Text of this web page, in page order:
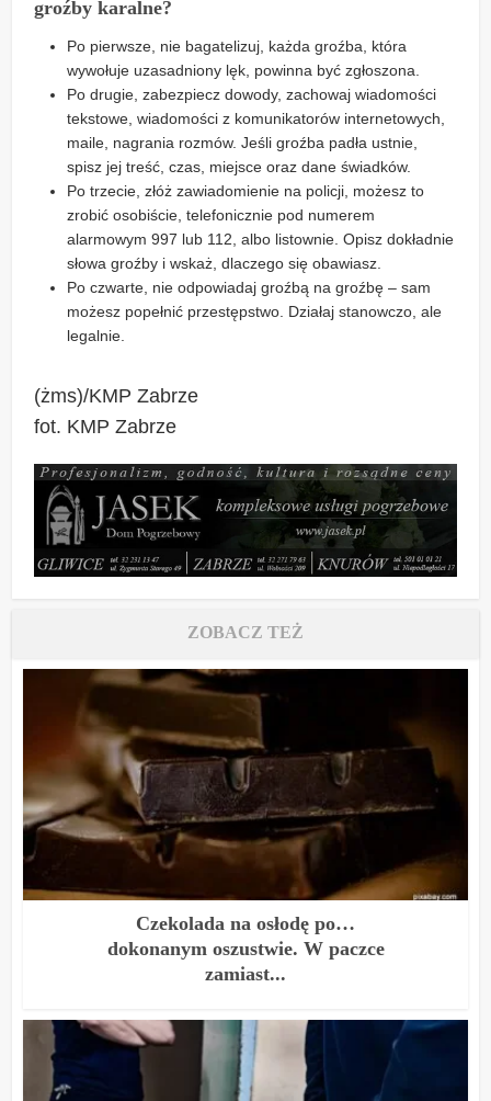
groźby karalne?
Po pierwsze, nie bagatelizuj, każda groźba, która
wywołuje uzasadniony lęk, powinna być zgłoszona.
Po drugie, zabezpiecz dowody, zachowaj wiadomości
tekstowe, wiadomości z komunikatorów internetowych,
maile, nagrania rozmów. Jeśli groźba padła ustnie,
spisz jej treść, czas, miejsce oraz dane świadków.
Po trzecie, złóż zawiadomienie na policji, możesz to
zrobić osobiście, telefonicznie pod numerem
alarmowym 997 lub 112, albo listownie. Opisz dokładnie
słowa groźby i wskaż, dlaczego się obawiasz.
Po czwarte, nie odpowiadaj groźbą na groźbę – sam
możesz popełnić przestępstwo. Działaj stanowczo, ale
legalnie.
(żms)/KMP Zabrze
fot. KMP Zabrze
ZOBACZ TEŻ
Czekolada na osłodę po…
dokonanym oszustwie. W paczce
zamiast...